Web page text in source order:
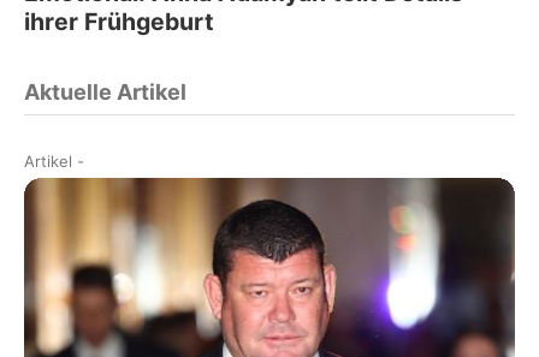
ihrer Frühgeburt
Aktuelle Artikel
Artikel -